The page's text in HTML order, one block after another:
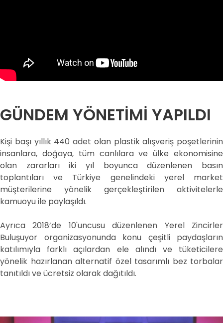
GÜNDEM YÖNETİMİ YAPILDI
Kişi başı yıllık 440 adet olan plastik alışveriş poşetlerinin
insanlara, doğaya, tüm canlılara ve ülke ekonomisine
olan zararları iki yıl boyunca düzenlenen basın
toplantıları ve Türkiye genelindeki yerel market
müşterilerine yönelik gerçekleştirilen aktivitelerle
kamuoyu ile paylaşıldı.
Ayrıca 2018’de 10'uncusu düzenlenen Yerel Zincirler
Buluşuyor organizasyonunda konu çeşitli paydaşların
katılımıyla farklı açılardan ele alındı ve tüketicilere
yönelik hazırlanan alternatif özel tasarımlı bez torbalar
tanıtıldı ve ücretsiz olarak dağıtıldı.